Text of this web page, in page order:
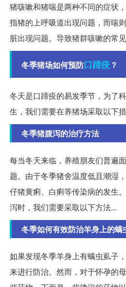
猪咳嗽和猪喘是两种不同的症状
指猪的上呼吸道出现问题，而喘
脏出现问题。导致猪群咳嗽的常
冬季猪场如何预防口蹄疫？
冬天是口蹄疫的易发季节，为了
生，我们需要在养猪场采取以下
冬季猪腹泻的治疗方法
每当冬天来临，养殖朋友们普遍
题。由于冬季猪舍温度低且潮湿
仔猪黄痢、白痢等传染病的发生
泻时，我们需要采取以下方法...
冬季如何有效防治羊身上的螨
如果发现冬季羊身上有螨虫虱子
来进行防治。然而，对于怀孕的